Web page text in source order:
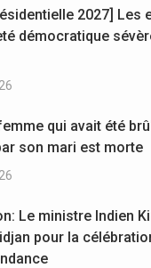
2027] Les
démocratique
qui avait été
son mari est morte
Le ministre Indien
pour la